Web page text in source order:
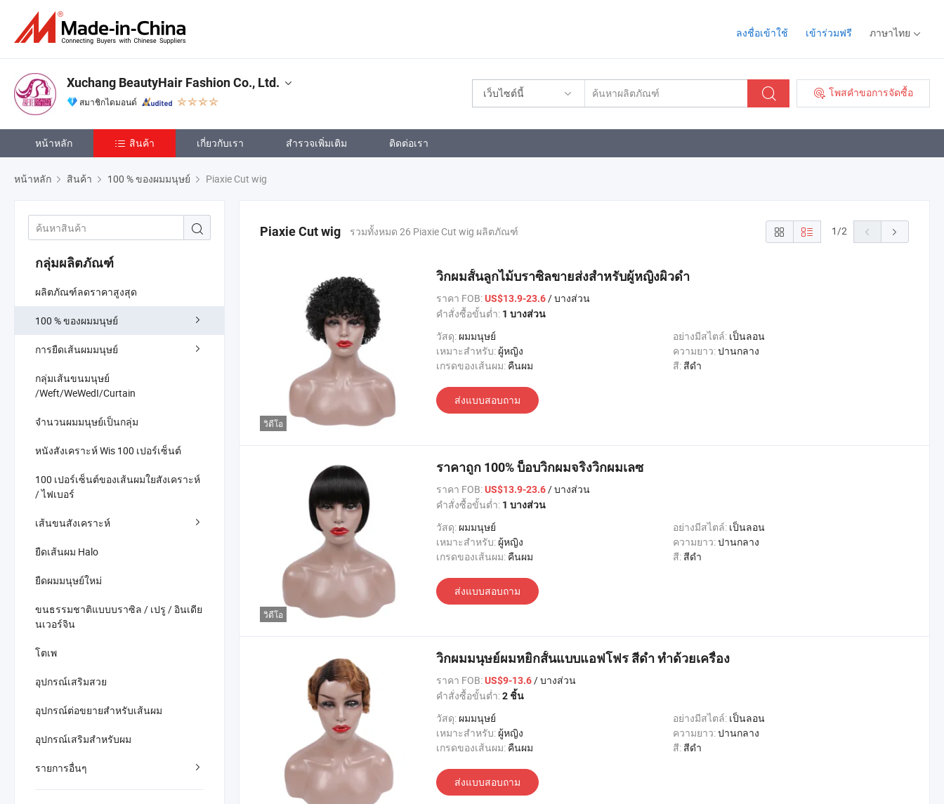
ลงชื่อเข้าใช้ เข้าร่วมฟรี ภาษาไทย
เว็บไซต์นี้ โพสคำขอการจัดซื้อ
Xuchang BeautyHair Fashion Co., Ltd.
สมาชิกไดมอนด์
หน้าหลัก สินค้า เกี่ยวกับเรา สำรวจเพิ่มเติม ติดต่อเรา
หน้าหลัก สินค้า 100 % ของผมมนุษย์ Piaxie Cut wig
กลุ่มผลิตภัณฑ์
ผลิตภัณฑ์ลดราคาสูงสุด
100 % ของผมมนุษย์
การยืดเส้นผมมนุษย์
กลุ่มเส้นขนมนุษย์
/Weft/WeWedI/Curtain
จำนวนผมมนุษย์เป็นกลุ่ม
หนังสังเคราะห์ Wis 100 เปอร์เซ็นต์
100 เปอร์เซ็นต์ของเส้นผมใยสังเคราะห์
/ ไฟเบอร์
เส้นขนสังเคราะห์
ยืดเส้นผม Halo
ยืดผมมนุษย์ใหม่
ขนธรรมชาติแบบบราซิล / เปรู / อินเดีย
นเวอร์จิน
โตเพ
อุปกรณ์เสริมสวย
อุปกรณ์ต่อขยายสำหรับเส้นผม
อุปกรณ์เสริมสำหรับผม
รายการอื่นๆ
Piaxie Cut wig รวมทั้งหมด 26 Piaxie Cut wig ผลิตภัณฑ์ 1/2
วิดีโอ
วิกผมสั้นลูกไม้บราซิลขายส่งสำหรับผู้หญิงผิวดำ
ราคา FOB:US$13.9-23.6/ บางส่วน
คำสั่งซื้อขั้นต่ำ: 1 บางส่วน
วัสดุ: ผมมนุษย์ อย่างมีสไตล์: เป็นลอน
เหมาะสำหรับ: ผู้หญิง ความยาว:ปานกลาง
เกรดของเส้นผม: คืนผม สี: สีดำ
ส่งแบบสอบถาม
วิดีโอ
ราคาถูก 100% บ็อบวิกผมจริงวิกผมเลซ
ราคา FOB:US$13.9-23.6/ บางส่วน
คำสั่งซื้อขั้นต่ำ: 1 บางส่วน
วัสดุ: ผมมนุษย์ อย่างมีสไตล์: เป็นลอน
เหมาะสำหรับ: ผู้หญิง ความยาว:ปานกลาง
เกรดของเส้นผม: คืนผม สี: สีดำ
ส่งแบบสอบถาม
วิกผมมนุษย์ผมหยิกสั้นแบบแอฟโฟร สีดำ ทำด้วยเครื่อง
ราคา FOB:US$9-13.6/ บางส่วน
คำสั่งซื้อขั้นต่ำ:2 ชิ้น
วัสดุ: ผมมนุษย์ อย่างมีสไตล์: เป็นลอน
เหมาะสำหรับ: ผู้หญิง ความยาว:ปานกลาง
เกรดของเส้นผม: คืนผม สี: สีดำ
ส่งแบบสอบถาม